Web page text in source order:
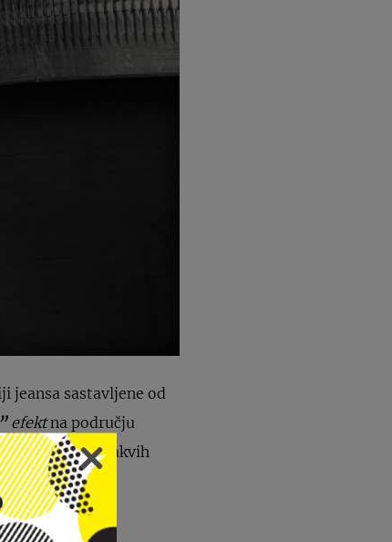
jeansa sastavljene od
efektna području
tijela, bez ikakvih
inovacije i